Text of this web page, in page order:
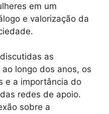
em um
e valorização da
as
longo dos anos, os
e a importância do
redes de apoio.
sobre a